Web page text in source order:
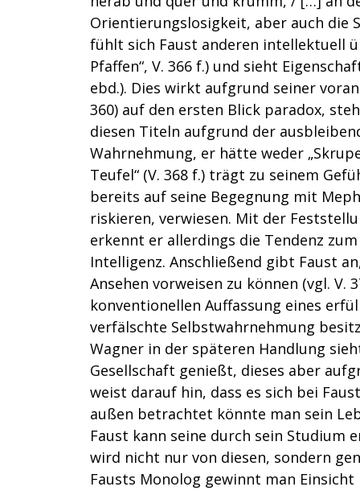
Orientierungslosigkeit, aber auch die
fühlt sich Faust anderen intellektuell
Pfaffen“, V. 366 f.) und sieht
ebd.). Dies wirkt aufgrund seiner
360) auf den ersten Blick paradox,
diesen Titeln aufgrund der
Wahrnehmung, er hätte weder
Teufel“ (V. 368 f.) trägt zu seinem
bereits auf seine Begegnung mit
riskieren, verwiesen. Mit der
erkennt er allerdings die Tendenz
Intelligenz. Anschließend gibt Faust
Ansehen vorweisen zu können (vgl.
konventionellen Auffassung eines
verfälschte Selbstwahrnehmung
Wagner in der späteren Handlung
Gesellschaft genießt, dieses aber
weist darauf hin, dass es sich bei
außen betrachtet könnte man sein
Faust kann seine durch sein Studium
wird nicht nur von diesen, sondern
Fausts Monolog gewinnt man